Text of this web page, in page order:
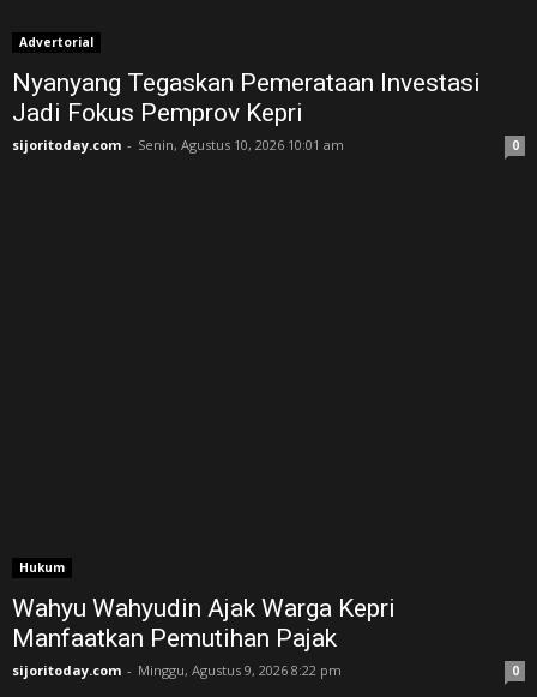
Advertorial
Nyanyang Tegaskan Pemerataan Investasi
Jadi Fokus Pemprov Kepri
sijoritoday.com - Senin, Agustus 10, 2026 10:01 am 0
Hukum
Wahyu Wahyudin Ajak Warga Kepri
Manfaatkan Pemutihan Pajak
sijoritoday.com - Minggu, Agustus 9, 2026 8:22 pm 0